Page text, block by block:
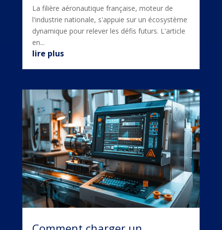
La filière aéronautique française, moteur de
l'industrie nationale, s'appuie sur un écosystème
dynamique pour relever les défis futurs. L'article
en...
lire plus